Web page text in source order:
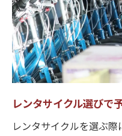
予算内で楽しむ京
レンタサイク
紹介
短時間利用で
家族向けレン
法
レンタサイクル選びで
レンタサイクルを選ぶ